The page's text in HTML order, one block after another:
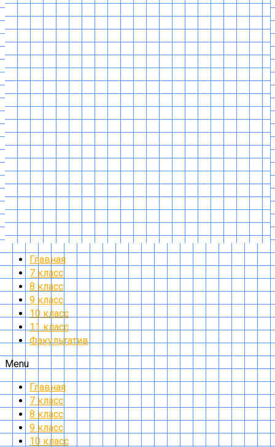
Главная
7 класс
8 класс
9 класс
10 класс
11 класс
Факультатив
Menu
Главная
7 класс
8 класс
9 класс
10 класс